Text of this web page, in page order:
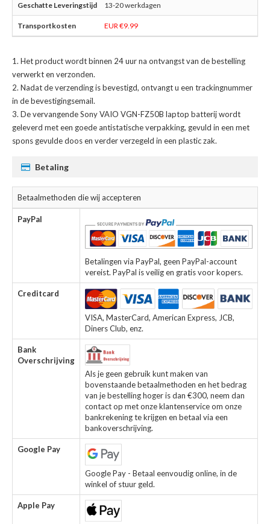
13-20 werkdagen
EUR €9.99
Het product wordt binnen 24 uur na ontvangst van de bestelling
verwerkt en verzonden.
Nadat de verzending is bevestigd, ontvangt u een trackingnummer
in de bevestigingsemail.
Devervangende Sony VAIO VGN-FZ50B laptop batterijwordt
geleverd met een goede antistatische verpakking, gevuld in een met
spons gevulde doos en verder verzegeld in een plastic zak.
Betaling
Betaalmethoden die wij accepteren
PayPal
Betalingen via PayPal, geen PayPal-account
vereist. PayPal is veilig en gratis voor kopers.
Creditcard
VISA, MasterCard, American Express, JCB,
Diners Club, enz.
Bank
Overschrijving
Als je geen gebruik kunt maken van
bovenstaande betaalmethoden en het bedrag
van je bestelling hoger is dan €300, neem dan
contact op met onze klantenservice om onze
bankrekening te krijgen en betaal via een
bankoverschrijving.
Google Pay
Google Pay - Betaal eenvoudig online, in de
winkel of stuur geld.
Apple Pay